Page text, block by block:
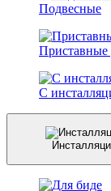
Подвесные
Приставные
С